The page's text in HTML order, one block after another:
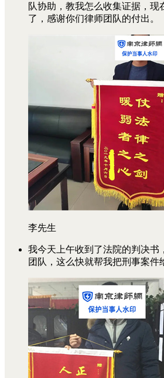
队协助，教我怎么收集证据，现
了，感谢你们律师团队的付出。
李先生
我今天上午收到了法院的判决书
团队，这么快就帮我把刑事案件